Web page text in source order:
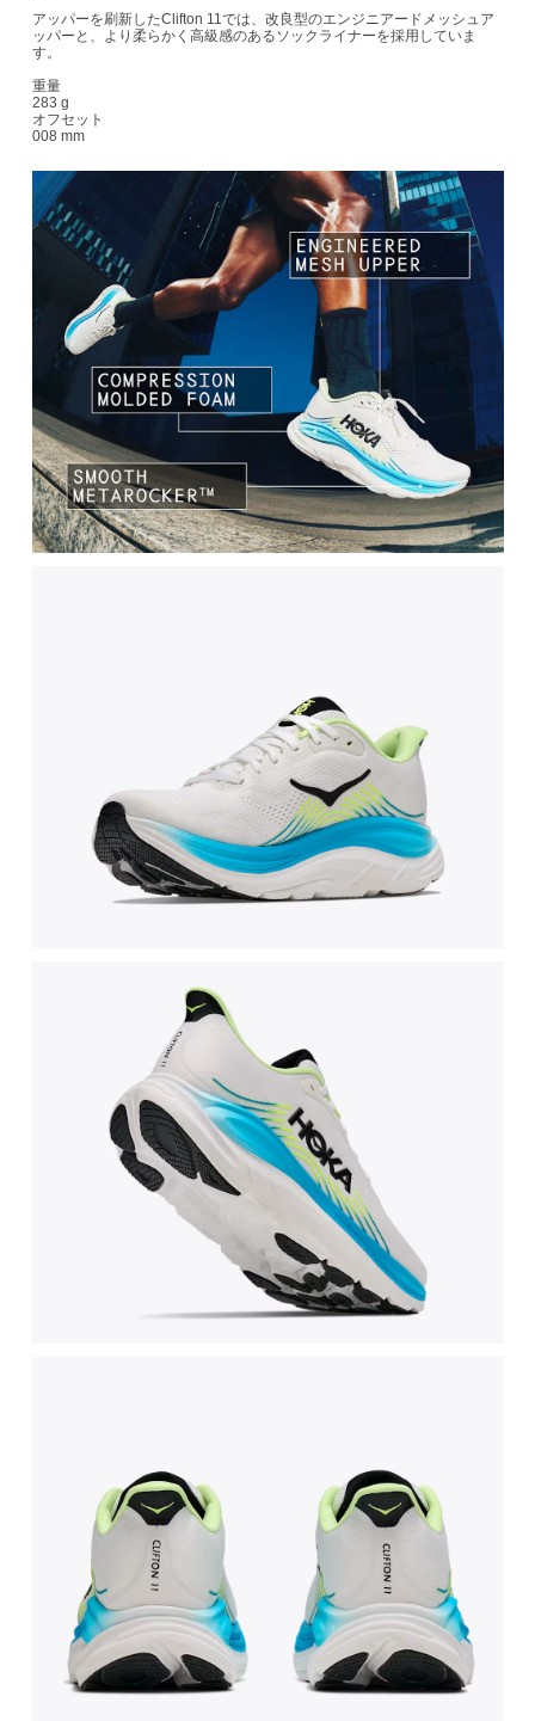
アッパーを刷新したClifton 11では、改良型のエンジニアードメッシュア
ッパーと、より柔らかく高級感のあるソックライナーを採用していま
す。
重量
283 g
オフセット
008 mm